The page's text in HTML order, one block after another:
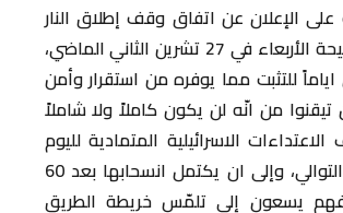
على الإعلان عن اتفاق وقف إطلاق النار
عند الرابعة صبيحة الأربعاء في 27 تشرين الثاني الماضي،
اياماً للتثبت مما يوفره من استقرار وأمن
من انّه لن يكون كاملاً ولا شاملاً
الاسرائيلية المتمادية لليوم
السادس على التوالي، وإلى ان يكتمل انسحابها بعد 60
يسعون إلى تلمّس خريطة الطريق